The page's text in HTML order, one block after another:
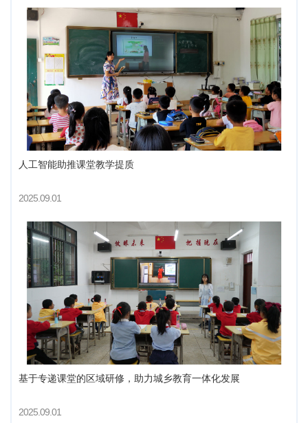
人工智能助推课堂教学提质
2025.09.01
基于专递课堂的区域研修，助力城乡教育一体化发展
2025.09.01